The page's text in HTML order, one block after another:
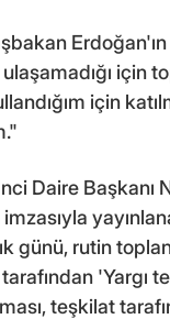
ulaşamadığı için
için
Daire Başkanı
günü, rutin
tarafından 'Yargı
teşkilat